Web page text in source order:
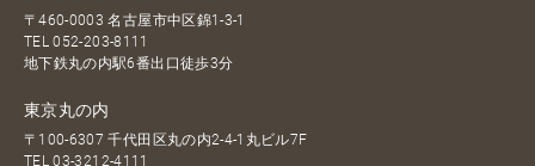
〒460-0003 名古屋市中区錦1-3-1
TEL052-203-8111
地下鉄丸の内駅6番出口徒歩3分
東京丸の内
〒100-6307 千代田区丸の内2-4-1丸ビル7F
TEL03-3212-4111